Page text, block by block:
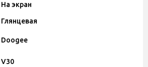
На экран
Глянцевая
Doogee
V30